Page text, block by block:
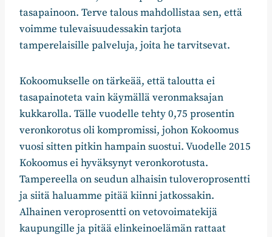
tasapainoon. Terve talous mahdollistaa sen, että
voimme tulevaisuudessakin tarjota
tamperelaisille palveluja, joita he tarvitsevat.
Kokoomukselle on tärkeää, että taloutta ei
tasapainoteta vain käymällä veronmaksajan
kukkarolla. Tälle vuodelle tehty 0,75 prosentin
veronkorotus oli kompromissi, johon Kokoomus
vuosi sitten pitkin hampain suostui. Vuodelle 2015
Kokoomus ei hyväksynyt veronkorotusta.
Tampereella on seudun alhaisin tuloveroprosentti
ja siitä haluamme pitää kiinni jatkossakin.
Alhainen veroprosentti on vetovoimatekijä
kaupungille ja pitää elinkeinoelämän rattaat